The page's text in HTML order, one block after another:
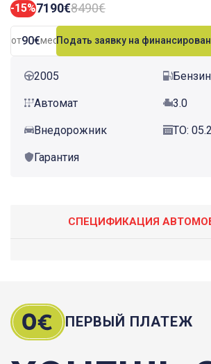
-15%7190€8490€
от90€мес.Подать заявку на
2005
Автомат 3.0
Внедорожник ТО:
Гарантия
СПЕЦИФИКАЦИЯ
ПЕРВЫЙ ПЛАТЕЖ